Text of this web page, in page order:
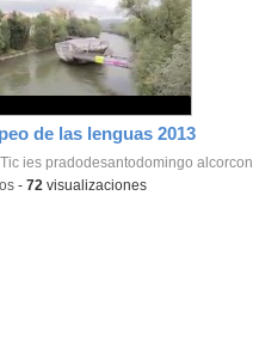
de las lenguas 2013
Tic ies pradodesantodomingo alcorcon
-72 visualizaciones